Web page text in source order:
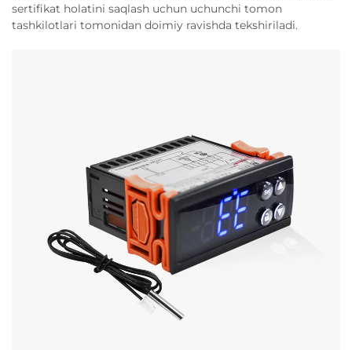
sertifikat holatini saqlash uchun uchunchi tomon
tashkilotlari tomonidan doimiy ravishda tekshiriladi.